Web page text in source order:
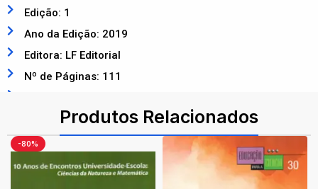
Edição: 1
Ano da Edição: 2019
Editora: LF Editorial
Nº de Páginas: 111
Produtos Relacionados
-80%